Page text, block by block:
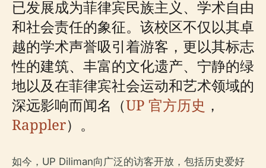
已发展成为菲律宾民族主义、学术自由
和社会责任的象征。该校区不仅以其卓
越的学术声誉吸引着游客，更以其标志
性的建筑、丰富的文化遗产、宁静的绿
地以及在菲律宾社会运动和艺术领域的
深远影响而闻名（UP 官方历史 ，
Rappler）。
如今，UP Diliman向广泛的访客开放，包括历史爱好